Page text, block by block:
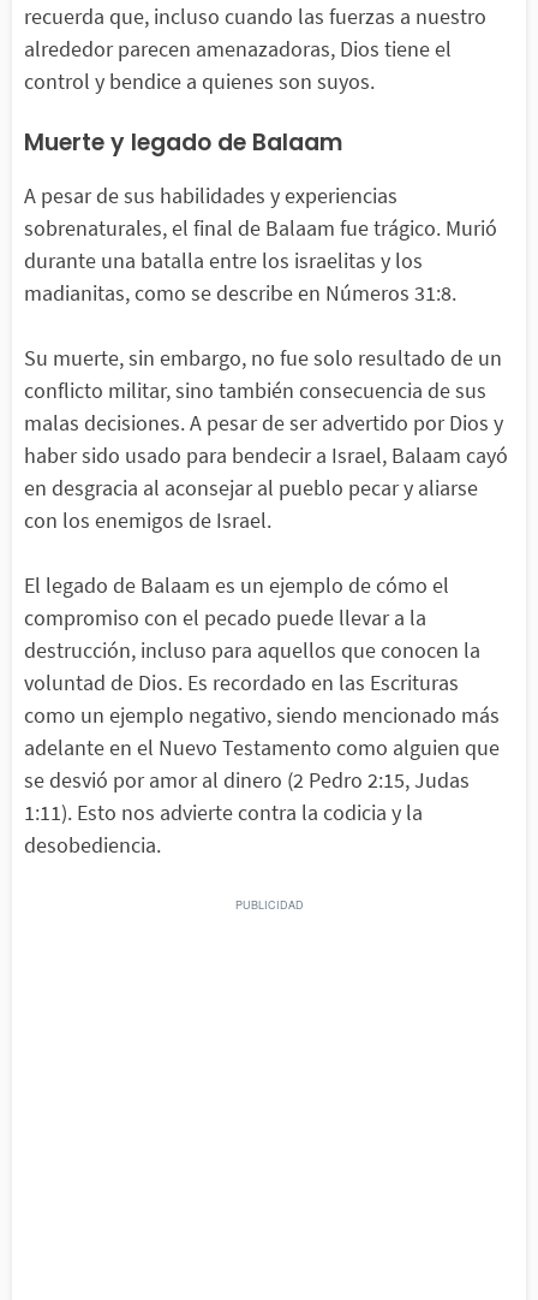
recuerda que, incluso cuando las fuerzas a nuestro
alrededor parecen amenazadoras, Dios tiene el
control y bendice a quienes son suyos.
Muerte y legado de Balaam
A pesar de sus habilidades y experiencias
sobrenaturales, el final de Balaam fue trágico. Murió
durante una batalla entre los israelitas y los
madianitas, como se describe en Números 31:8.
Su muerte, sin embargo, no fue solo resultado de un
conflicto militar, sino también consecuencia de sus
malas decisiones. A pesar de ser advertido por Dios y
haber sido usado para bendecir a Israel, Balaam cayó
en desgracia al aconsejar al pueblo pecar y aliarse
con los enemigos de Israel.
El legado de Balaam es un ejemplo de cómo el
compromiso con el pecado puede llevar a la
destrucción, incluso para aquellos que conocen la
voluntad de Dios. Es recordado en las Escrituras
como un ejemplo negativo, siendo mencionado más
adelante en el Nuevo Testamento como alguien que
se desvió por amor al dinero (2 Pedro 2:15, Judas
1:11). Esto nos advierte contra la codicia y la
desobediencia.